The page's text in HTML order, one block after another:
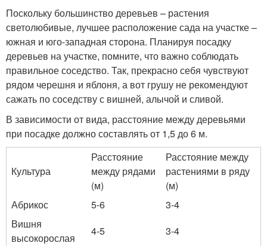
Поскольку большинство деревьев – растения
светолюбивые, лучшее расположение сада на участке –
южная и юго-западная сторона. Планируя посадку
деревьев на участке, помните, что важно соблюдать
правильное соседство. Так, прекрасно себя чувствуют
рядом черешня и яблоня, а вот грушу не рекомендуют
сажать по соседству с вишней, алычой и сливой.
В зависимости от вида, расстояние между деревьями
при посадке должно составлять от 1,5 до 6 м.
Культура
Расстояние
между рядами
(м)
Расстояние между
растениями в ряду
(м)
Абрикос
5-6
3-4
Вишня
высокорослая
4-5
3-4